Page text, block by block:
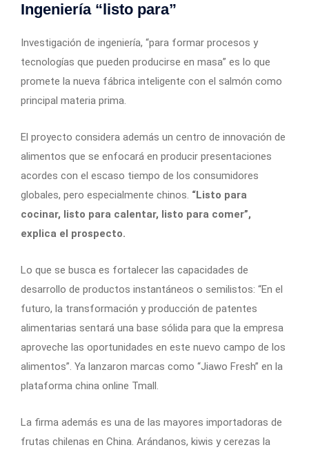
Ingeniería “listo para”
Investigación de ingeniería, “para formar procesos y
tecnologías que pueden producirse en masa” es lo que
promete la nueva fábrica inteligente con el salmón como
principal materia prima.
El proyecto considera además un centro de innovación de
alimentos que se enfocará en producir presentaciones
acordes con el escaso tiempo de los consumidores
globales, pero especialmente chinos. “Listo para
cocinar, listo para calentar, listo para comer”,
explica el prospecto.
Lo que se busca es fortalecer las capacidades de
desarrollo de productos instantáneos o semilistos: “En el
futuro, la transformación y producción de patentes
alimentarias sentará una base sólida para que la empresa
aproveche las oportunidades en este nuevo campo de los
alimentos”. Ya lanzaron marcas como “Jiawo Fresh” en la
plataforma china online Tmall.
La firma además es una de las mayores importadoras de
frutas chilenas en China. Arándanos, kiwis y cerezas la